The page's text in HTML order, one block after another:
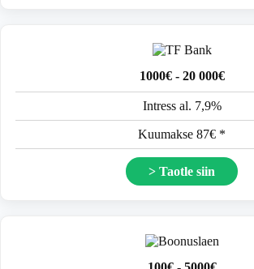
1000€ - 20 000€
Intress al. 7,9%
Kuumakse 87€ *
> Taotle siin